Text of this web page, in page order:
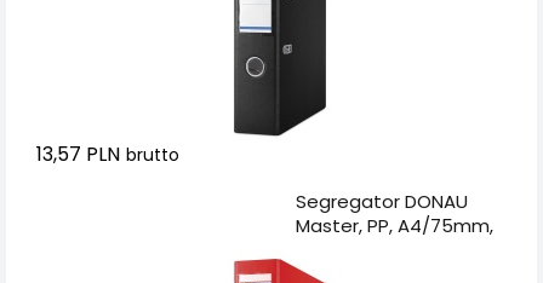
13,57 PLN brutto
Segregator DONAU
Master, PP, A4/75mm,